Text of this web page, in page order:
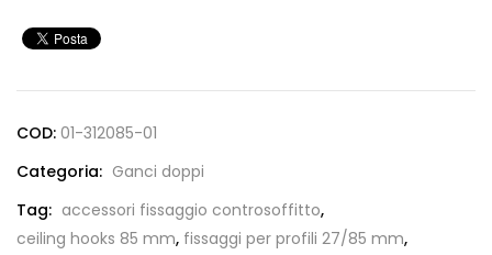
COD: 01-312085-01
Categoria: Ganci doppi
Tag: accessori fissaggio controsoffitto,
ceiling hooks 85 mm, fissaggi per profili 27/85 mm,